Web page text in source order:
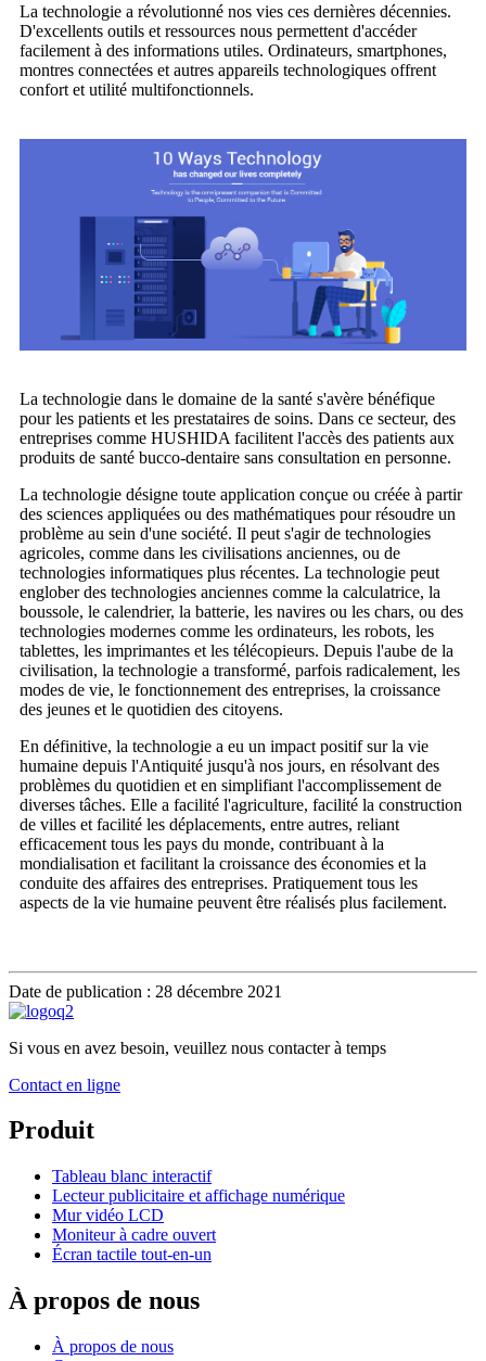
La technologie a révolutionné nos vies ces dernières décennies.
D'excellents outils et ressources nous permettent d'accéder
facilement à des informations utiles. Ordinateurs, smartphones,
montres connectées et autres appareils technologiques offrent
confort et utilité multifonctionnels.
La technologie dans le domaine de la santé s'avère bénéfique
pour les patients et les prestataires de soins. Dans ce secteur, des
entreprises comme HUSHIDA facilitent l'accès des patients aux
produits de santé bucco-dentaire sans consultation en personne.
La technologie désigne toute application conçue ou créée à partir
des sciences appliquées ou des mathématiques pour résoudre un
problème au sein d'une société. Il peut s'agir de technologies
agricoles, comme dans les civilisations anciennes, ou de
technologies informatiques plus récentes. La technologie peut
englober des technologies anciennes comme la calculatrice, la
boussole, le calendrier, la batterie, les navires ou les chars, ou des
technologies modernes comme les ordinateurs, les robots, les
tablettes, les imprimantes et les télécopieurs. Depuis l'aube de la
civilisation, la technologie a transformé, parfois radicalement, les
modes de vie, le fonctionnement des entreprises, la croissance
des jeunes et le quotidien des citoyens.
En définitive, la technologie a eu un impact positif sur la vie
humaine depuis l'Antiquité jusqu'à nos jours, en résolvant des
problèmes du quotidien et en simplifiant l'accomplissement de
diverses tâches. Elle a facilité l'agriculture, facilité la construction
de villes et facilité les déplacements, entre autres, reliant
efficacement tous les pays du monde, contribuant à la
mondialisation et facilitant la croissance des économies et la
conduite des affaires des entreprises. Pratiquement tous les
aspects de la vie humaine peuvent être réalisés plus facilement.
Date de publication : 28 décembre 2021
Si vous en avez besoin, veuillez nous contacter à temps
Contact en ligne
Produit
Tableau blanc interactif
Lecteur publicitaire et affichage numérique
Mur vidéo LCD
Moniteur à cadre ouvert
Écran tactile tout-en-un
À propos de nous
À propos de nous